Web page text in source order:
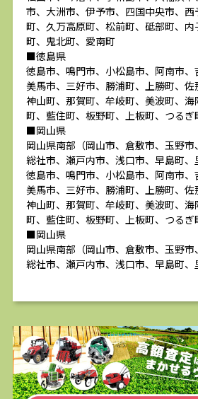
市、大洲市、伊予市、四国中央市、
町、久万高原町、松前町、砥部町、
町、鬼北町、愛南町
■徳島県
徳島市、鳴門市、小松島市、阿南市、
美馬市、三好市、勝浦町、上勝町、佐
神山町、那賀町、牟岐町、美波町、
町、藍住町、板野町、上板町、つるぎ
■岡山県
岡山県南部（岡山市、倉敷市、玉野市
総社市、瀬戸内市、浅口市、早島町、
徳島市、鳴門市、小松島市、阿南市、
美馬市、三好市、勝浦町、上勝町、佐
神山町、那賀町、牟岐町、美波町、
町、藍住町、板野町、上板町、つるぎ
■岡山県
岡山県南部（岡山市、倉敷市、玉野市
総社市、瀬戸内市、浅口市、早島町、